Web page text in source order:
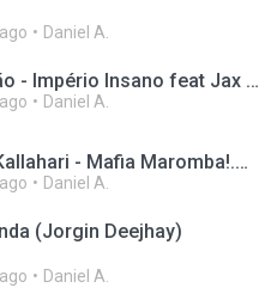
Daniel A.
Foda-se o padrão - Império Insano feat Jax e Stifler Kallahari.mp3
Daniel A.
Jax feat Stifler Kallahari - Mafia Maromba!.mp3
Daniel A.
(Jorgin Deejhay)
Daniel A.